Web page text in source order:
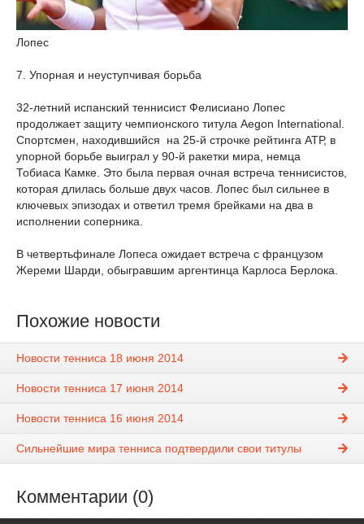
Лопес
7. Упорная и неуступчивая борьба
32-летний испанский теннисист Фелисиано Лопес
продолжает защиту чемпионского титула Aegon International.
Спортсмен, находившийся на 25-й строчке рейтинга АТР, в
упорной борьбе выиграл у 90-й ракетки мира, немца
Тобиаса Камке. Это была первая очная встреча теннисистов,
которая длилась больше двух часов. Лопес был сильнее в
ключевых эпизодах и ответил тремя брейками на два в
исполнении соперника.
В четвертьфинале Лопеса ожидает встреча с французом
Жереми Шарди, обыгравшим аргентинца Карлоса Берлока.
Похожие новости
Новости тенниса 18 июня 2014
Новости тенниса 17 июня 2014
Новости тенниса 16 июня 2014
Сильнейшие мира тенниса подтвердили свои титулы
Комментарии (0)